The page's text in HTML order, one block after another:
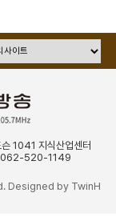
1041 지식산업센터
062-520-1149
Designed by TwinH